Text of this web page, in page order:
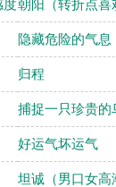
度朝阳（转折点喜
隐藏危险的气息
归程
捕捉一只珍贵的
好运气坏运气
坦诚（男口女高